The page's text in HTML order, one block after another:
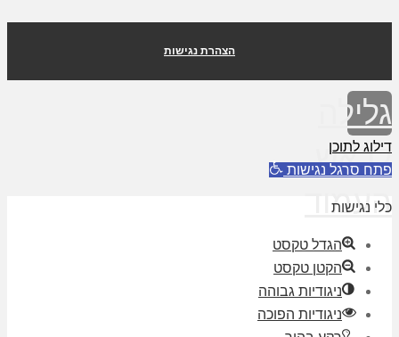
הצהרת נגישות
גלילה
לראש
העמוד
דילוג לתוכן
פתח סרגל נגישות
כלי נגישות
הגדל טקסט
הקטן טקסט
ניגודיות גבוהה
ניגודיות הפוכה